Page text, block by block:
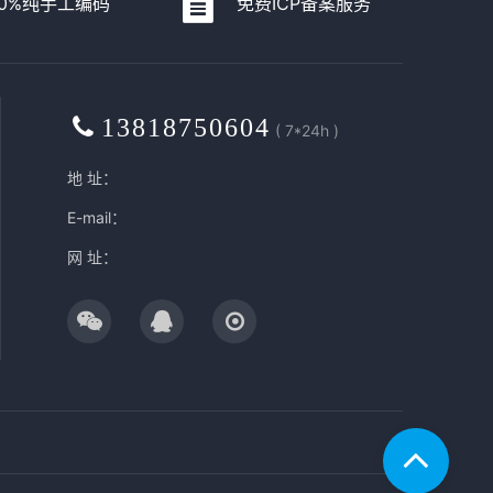
13818750604 ( 7*24h )
地 址：
E-mail：
网 址：